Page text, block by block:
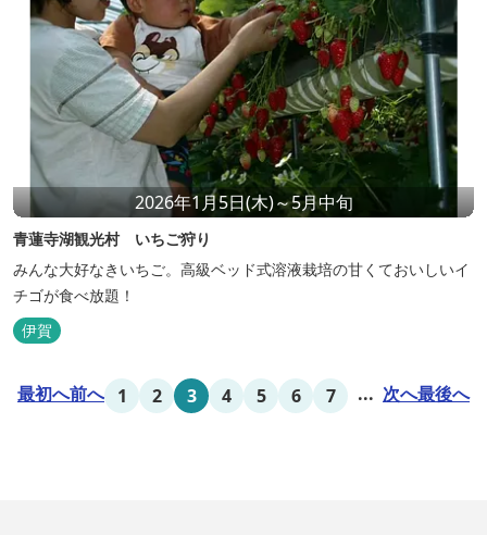
2026年1月5日(木)～5月中旬
青蓮寺湖観光村 いちご狩り
みんな大好なきいちご。高級ベッド式溶液栽培の甘くておいしいイ
チゴが食べ放題！
伊賀
最初へ前へ 1 2 3 4 5 6 7 ... 次へ最後へ